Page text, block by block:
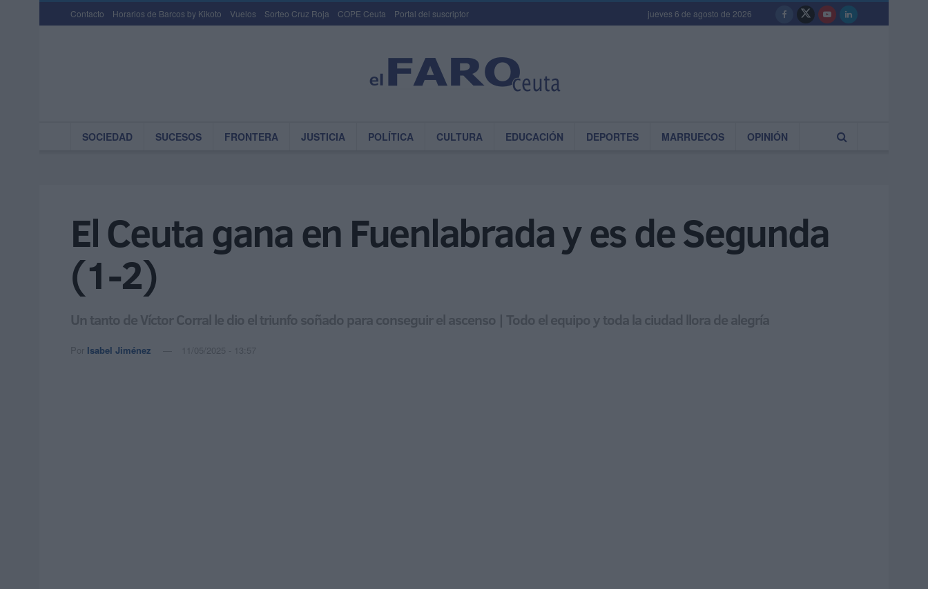
Contacto Horarios de Barcos by Kikoto Vuelos Sorteo Cruz Roja COPE Ceuta Portal del suscriptor jueves 6 de agosto de 2026
SOCIEDAD SUCESOS FRONTERA JUSTICIA POLÍTICA CULTURA EDUCACIÓN DEPORTES MARRUECOS OPINIÓN
El Ceuta gana en Fuenlabrada y es de Segunda
(1-2)
Un tanto de Víctor Corral le dio el triunfo soñado para conseguir el ascenso | Todo el equipo y toda la ciudad llora de alegría
Por Isabel Jiménez 11/05/2025 - 13:57